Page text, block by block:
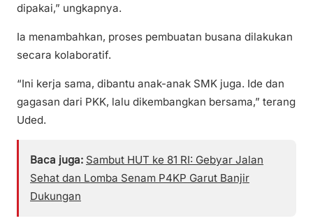
dipakai,” ungkapnya.
Ia menambahkan, proses pembuatan busana dilakukan
secara kolaboratif.
“Ini kerja sama, dibantu anak-anak SMK juga. Ide dan
gagasan dari PKK, lalu dikembangkan bersama,” terang
Uded.
Baca juga: Sambut HUT ke 81 RI: Gebyar Jalan
Sehat dan Lomba Senam P4KP Garut Banjir
Dukungan